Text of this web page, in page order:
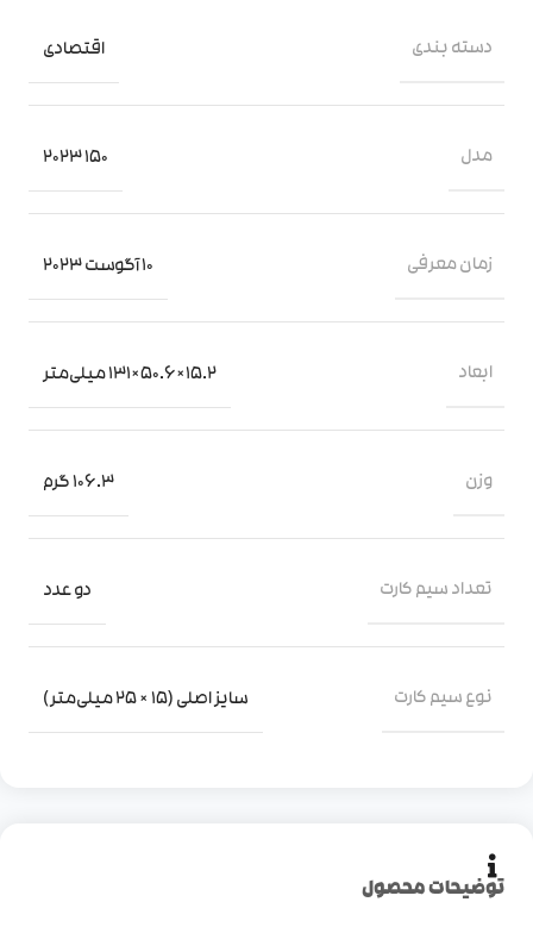
توضیحات محصول
دسته ‌بندی اقتصادی
مدل 150 2023
زمان معرفی 10 آگوست 2023
ابعاد 15.2×50.6×131 میلی‌متر
وزن 106.3 گرم
تعداد سیم کارت دو عدد
نوع سیم کارت سایز اصلی (15 × 25 میلی‌متر)